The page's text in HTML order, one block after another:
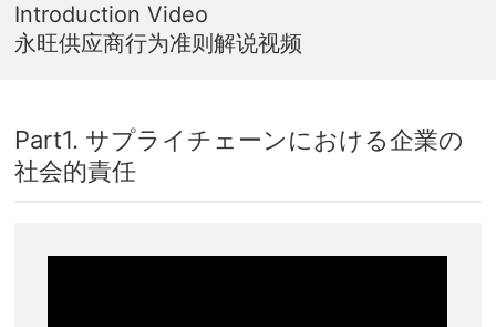
Introduction Video
永旺供应商行为准则解说视频
Part1. サプライチェーンにおける企業の
社会的責任